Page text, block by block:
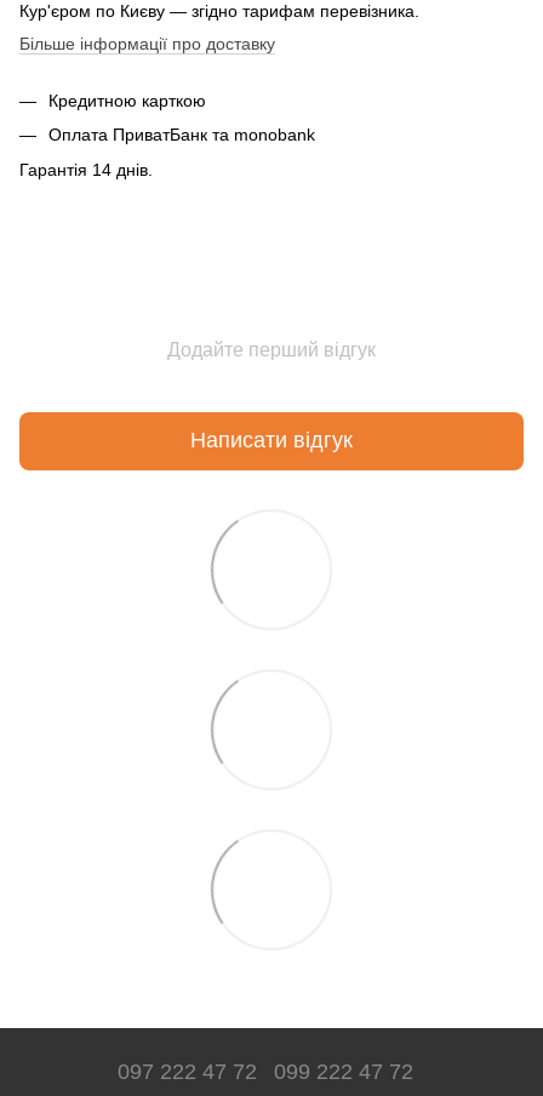
Кур'єром по Києву — згідно тарифам перевізника.
Більше інформації про доставку
Кредитною карткою
Оплата ПриватБанк та monobank
Гарантія 14 днів.
Додайте перший відгук
Написати відгук
097 222 47 72 099 222 47 72